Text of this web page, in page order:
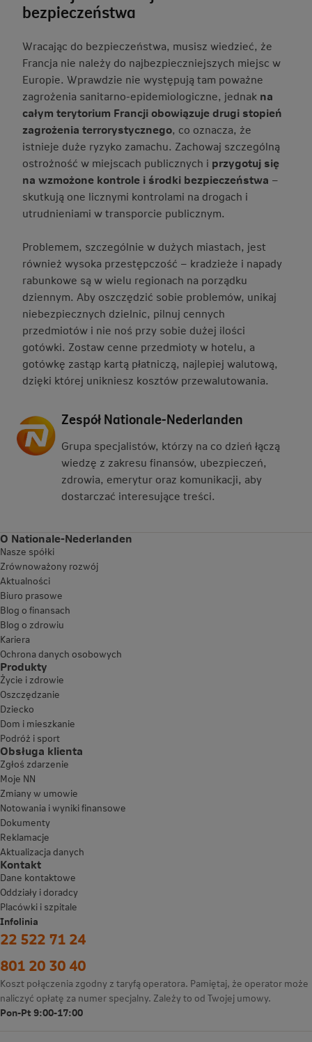
bezpieczeństwa
Wracając do bezpieczeństwa, musisz wiedzieć, że
Francja nie należy do najbezpieczniejszych miejsc w
Europie. Wprawdzie nie występują tam poważne
zagrożenia sanitarno-epidemiologiczne, jednak na
całym terytorium Francji obowiązuje drugi stopień
zagrożenia terrorystycznego, co oznacza, że
istnieje duże ryzyko zamachu. Zachowaj szczególną
ostrożność w miejscach publicznych i przygotuj się
na wzmożone kontrole i środki bezpieczeństwa –
skutkują one licznymi kontrolami na drogach i
utrudnieniami w transporcie publicznym.
Problemem, szczególnie w dużych miastach, jest
również wysoka przestępczość – kradzieże i napady
rabunkowe są w wielu regionach na porządku
dziennym. Aby oszczędzić sobie problemów, unikaj
niebezpiecznych dzielnic, pilnuj cennych
przedmiotów i nie noś przy sobie dużej ilości
gotówki. Zostaw cenne przedmioty w hotelu, a
gotówkę zastąp kartą płatniczą, najlepiej walutową,
dzięki której unikniesz kosztów przewalutowania.
Zespół Nationale-Nederlanden
Grupa specjalistów, którzy na co dzień łączą
wiedzę z zakresu finansów, ubezpieczeń,
zdrowia, emerytur oraz komunikacji, aby
dostarczać interesujące treści.
O Nationale-Nederlanden
Nasze spółki
Zrównoważony rozwój
Aktualności
Biuro prasowe
Blog o finansach
Blog o zdrowiu
Kariera
Ochrona danych osobowych
Produkty
Życie i zdrowie
Oszczędzanie
Dziecko
Dom i mieszkanie
Podróż i sport
Obsługa klienta
Zgłoś zdarzenie
Moje NN
Zmiany w umowie
Notowania i wyniki finansowe
Dokumenty
Reklamacje
Aktualizacja danych
Kontakt
Dane kontaktowe
Oddziały i doradcy
Placówki i szpitale
Infolinia
22 522 71 24
801 20 30 40
Koszt połączenia zgodny z taryfą operatora. Pamiętaj, że operator może
naliczyć opłatę za numer specjalny. Zależy to od Twojej umowy.
Pon-Pt 9:00-17:00